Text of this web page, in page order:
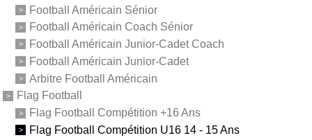
Football Américain Sénior
Football Américain Coach Sénior
Football Américain Junior-Cadet Coach
Football Américain Junior-Cadet
Arbitre Football Américain
Flag Football
Flag Football Compétition +16 Ans
Flag Football Compétition U16 14 - 15 Ans